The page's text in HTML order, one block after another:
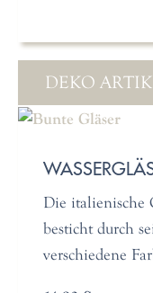
DEKO
Die italienische
besticht durch
verschiedene